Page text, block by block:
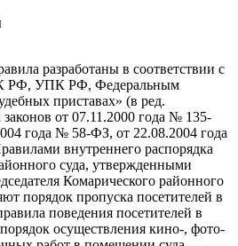
разработаны в соответствии с
РФ, УПК РФ, Федеральным
приставах» (в ред.
от 07.11.2000 года № 135-
года № 58-ФЗ, от 22.08.2004 года
внутреннего распорядка
суда, утвержденными
Комарического районного
порядок пропуска посетителей в
поведения посетителей в
осуществления кино-, фото-